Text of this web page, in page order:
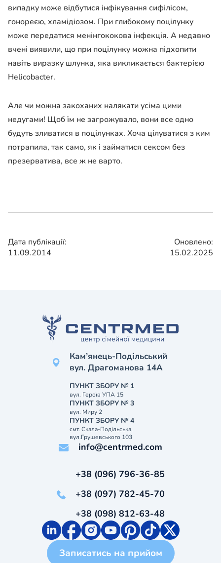
випадку може відбутися інфікування сифілісом,
гонореєю, хламідіозом. При глибокому поцілунку
може передатися менінгококова інфекція. А недавно
вчені виявили, що при поцілунку можна підхопити
навіть виразку шлунка, яка викликається бактерією
Helicobacter.
Але чи можна закоханих налякати усіма цими
недугами! Щоб їм не загрожувало, вони все одно
будуть зливатися в поцілунках. Хоча цілуватися з ким
потрапила, так само, як і займатися сексом без
презерватива, все ж не варто.
Дата публікації:
11.09.2014
Оновлено:
15.02.2025
Кам’янець-Подільський
вул. Драгоманова 14А
ПУНКТ ЗБОРУ № 1
вул. Героїв УПА 15
ПУНКТ ЗБОРУ № 3
вул. Миру 2
ПУНКТ ЗБОРУ № 4
смт. Скала-Подільська,
вул.Грушевського 103
info@centrmed.com
+38 (096) 796-36-85
+38 (097) 782-45-70
+38 (098) 812-63-48
Записатись на прийом